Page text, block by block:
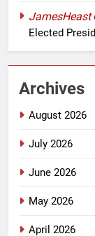
JamesHeast
Elected
Archives
August 2026
July 2026
June 2026
May 2026
April 2026